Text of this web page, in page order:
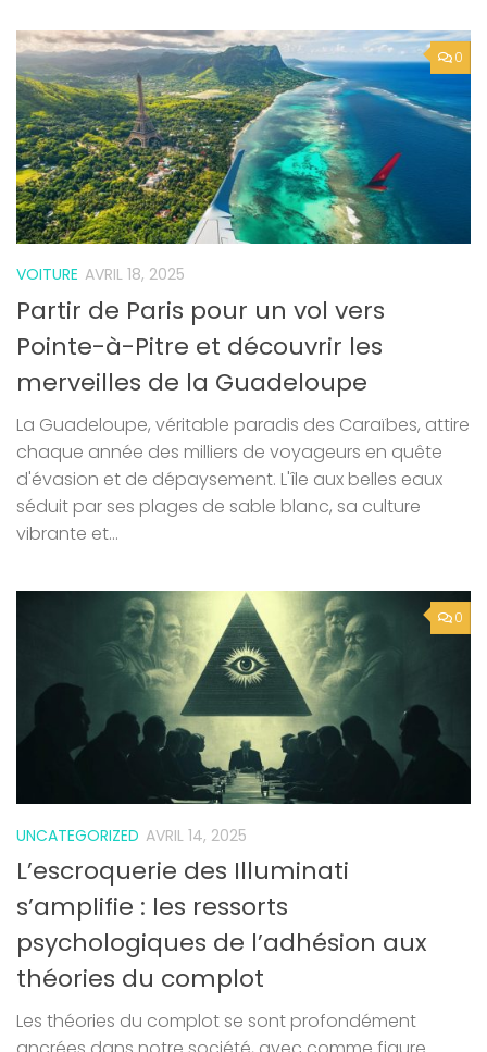
0
VOITURE AVRIL 18, 2025
Partir de Paris pour un vol vers
Pointe-à-Pitre et découvrir les
merveilles de la Guadeloupe
La Guadeloupe, véritable paradis des Caraïbes, attire
chaque année des milliers de voyageurs en quête
d'évasion et de dépaysement. L'île aux belles eaux
séduit par ses plages de sable blanc, sa culture
vibrante et...
0
UNCATEGORIZED AVRIL 14, 2025
L’escroquerie des Illuminati
s’amplifie : les ressorts
psychologiques de l’adhésion aux
théories du complot
Les théories du complot se sont profondément